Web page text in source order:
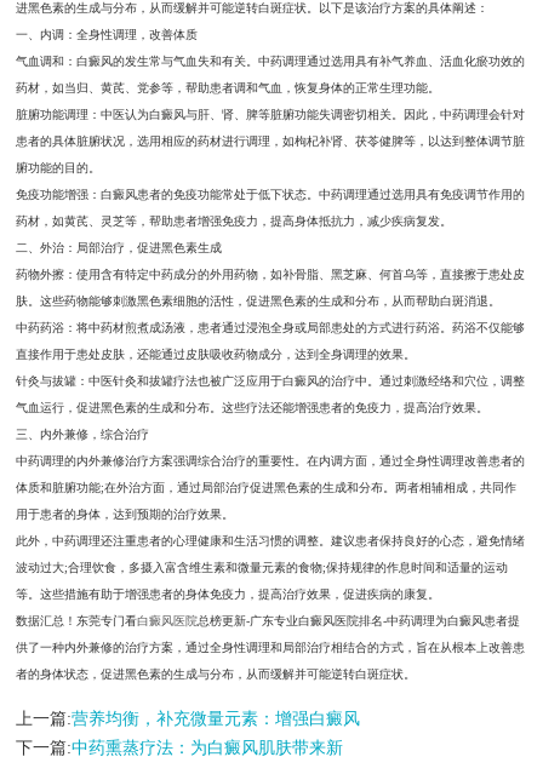
进黑色素的生成与分布，从而缓解并可能逆转白斑症状。以下是该治疗方案的具体阐述：
一、内调：全身性调理，改善体质
气血调和：白癜风的发生常与气血失和有关。中药调理通过选用具有补气养血、活血化瘀功效的
药材，如当归、黄芪、党参等，帮助患者调和气血，恢复身体的正常生理功能。
脏腑功能调理：中医认为白癜风与肝、肾、脾等脏腑功能失调密切相关。因此，中药调理会针对
患者的具体脏腑状况，选用相应的药材进行调理，如枸杞补肾、茯苓健脾等，以达到整体调节脏
腑功能的目的。
免疫功能增强：白癜风患者的免疫功能常处于低下状态。中药调理通过选用具有免疫调节作用的
药材，如黄芪、灵芝等，帮助患者增强免疫力，提高身体抵抗力，减少疾病复发。
二、外治：局部治疗，促进黑色素生成
药物外擦：使用含有特定中药成分的外用药物，如补骨脂、黑芝麻、何首乌等，直接擦于患处皮
肤。这些药物能够刺激黑色素细胞的活性，促进黑色素的生成和分布，从而帮助白斑消退。
中药药浴：将中药材煎煮成汤液，患者通过浸泡全身或局部患处的方式进行药浴。药浴不仅能够
直接作用于患处皮肤，还能通过皮肤吸收药物成分，达到全身调理的效果。
针灸与拔罐：中医针灸和拔罐疗法也被广泛应用于白癜风的治疗中。通过刺激经络和穴位，调整
气血运行，促进黑色素的生成和分布。这些疗法还能增强患者的免疫力，提高治疗效果。
三、内外兼修，综合治疗
中药调理的内外兼修治疗方案强调综合治疗的重要性。在内调方面，通过全身性调理改善患者的
体质和脏腑功能;在外治方面，通过局部治疗促进黑色素的生成和分布。两者相辅相成，共同作
用于患者的身体，达到预期的治疗效果。
此外，中药调理还注重患者的心理健康和生活习惯的调整。建议患者保持良好的心态，避免情绪
波动过大;合理饮食，多摄入富含维生素和微量元素的食物;保持规律的作息时间和适量的运动
等。这些措施有助于增强患者的身体免疫力，提高治疗效果，促进疾病的康复。
数据汇总！东莞专门看白癜风医院总榜更新-广东专业白癜风医院排名-中药调理为白癜风患者提
供了一种内外兼修的治疗方案，通过全身性调理和局部治疗相结合的方式，旨在从根本上改善患
者的身体状态，促进黑色素的生成与分布，从而缓解并可能逆转白斑症状。
上一篇:营养均衡，补充微量元素：增强白癜风
下一篇:中药熏蒸疗法：为白癜风肌肤带来新